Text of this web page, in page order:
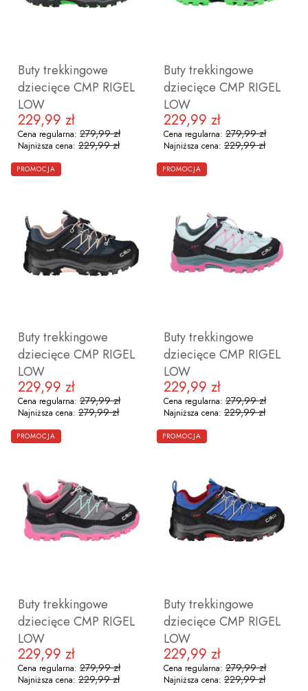
35
Buty trekkingowe
dziecięce CMP RIGEL
LOW
Cena promocyjna
229,99 zł
Cena regularna: 279,99 zł
Najniższa cena: 229,99 zł
ZOBACZ PRODUKT
29 31 32
Buty trekkingowe
dziecięce CMP RIGEL
LOW
Cena promocyjna
229,99 zł
Cena regularna: 279,99 zł
Najniższa cena: 229,99 zł
ZOBACZ PRODUKT
PROMOCJA
Buty trekkingowe
dziecięce CMP RIGEL
LOW
Cena promocyjna
229,99 zł
Cena regularna: 279,99 zł
Najniższa cena: 279,99 zł
ZOBACZ PRODUKT
PROMOCJA
Buty trekkingowe
dziecięce CMP RIGEL
LOW
Cena promocyjna
229,99 zł
Cena regularna: 279,99 zł
Najniższa cena: 229,99 zł
ZOBACZ PRODUKT
PROMOCJA
Buty trekkingowe
dziecięce CMP RIGEL
LOW
Cena promocyjna
229,99 zł
Cena regularna: 279,99 zł
Najniższa cena: 229,99 zł
ZOBACZ PRODUKT
PROMOCJA
Buty trekkingowe
dziecięce CMP RIGEL
LOW
Cena promocyjna
229,99 zł
Cena regularna: 279,99 zł
Najniższa cena: 229,99 zł
ZOBACZ PRODUKT